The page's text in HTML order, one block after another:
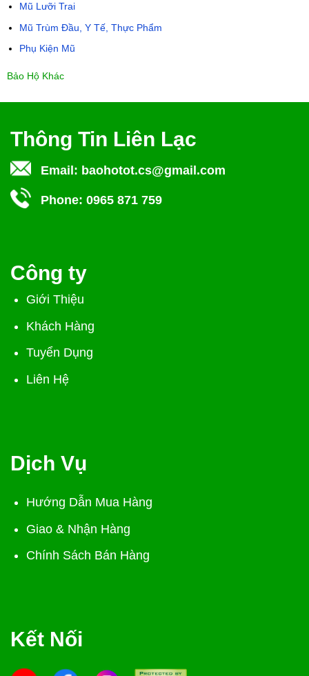
Mũ Lưỡi Trai
Mũ Trùm Đầu, Y Tế, Thực Phẩm
Phụ Kiện Mũ
Bảo Hộ Khác
Thông Tin Liên Lạc
Email: baohotot.cs@gmail.com
Phone: 0965 871 759
Công ty
Giới Thiệu
Khách Hàng
Tuyển Dụng
Liên Hệ
Dịch Vụ
Hướng Dẫn Mua Hàng
Giao & Nhận Hàng
Chính Sách Bán Hàng
Kết Nối